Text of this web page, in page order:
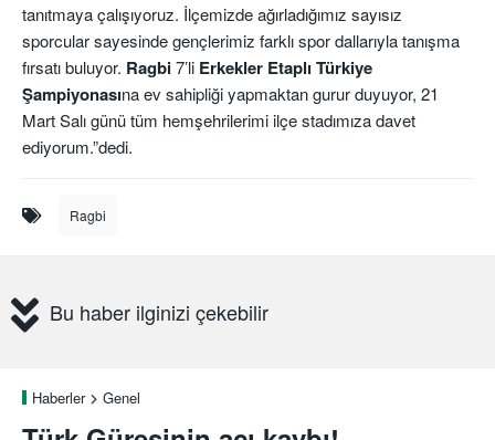
tanıtmaya çalışıyoruz. İlçemizde ağırladığımız sayısız
sporcular sayesinde gençlerimiz farklı spor dallarıyla tanışma
fırsatı buluyor. Ragbi7’li Erkekler Etaplı Türkiye
Şampiyonasına ev sahipliği yapmaktan gurur duyuyor, 21
Mart Salı günü tüm hemşehrilerimi ilçe stadımıza davet
ediyorum.”dedi.
Ragbi
Bu haber ilginizi çekebilir
Haberler Genel